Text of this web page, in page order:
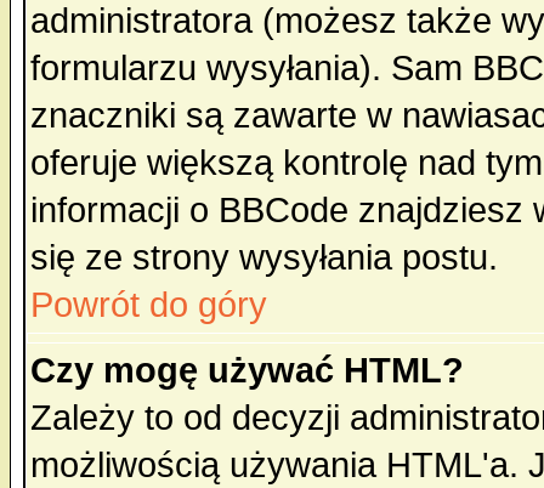
administratora (możesz także
formularzu wysyłania). Sam
znaczniki są zawarte w
oferuje większą kontrolę nad
informacji o BBCode
się ze strony wysyłania postu.
Powrót do góry
Czy mogę używać HTML?
Zależy to od decyzji
możliwością używania HTML'a.